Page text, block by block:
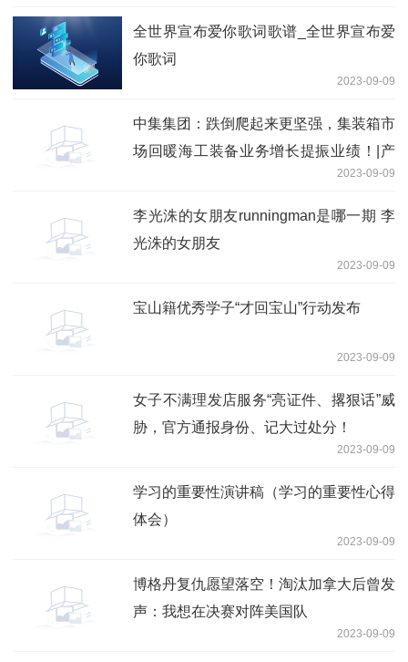
全世界宣布爱你歌词歌谱_全世界宣布爱
你歌词
2023-09-09
中集集团：跌倒爬起来更坚强，集装箱市
场回暖海工装备业务增长提振业绩！|产
2023-09-09
李光洙的女朋友runningman是哪一期 李
光洙的女朋友
2023-09-09
宝山籍优秀学子“才回宝山”行动发布
2023-09-09
女子不满理发店服务“亮证件、撂狠话”威
胁，官方通报身份、记大过处分！
2023-09-09
学习的重要性演讲稿（学习的重要性心得
体会）
2023-09-09
博格丹复仇愿望落空！淘汰加拿大后曾发
声：我想在决赛对阵美国队
2023-09-09